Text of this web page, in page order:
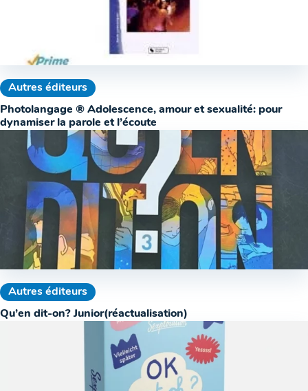
Autres éditeurs
Photolangage ® Adolescence, amour et sexualité: pour
dynamiser la parole et l’écoute
Autres éditeurs
Qu’en dit-on? Junior(réactualisation)